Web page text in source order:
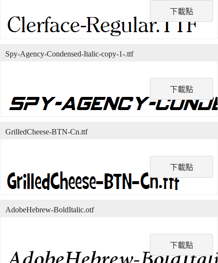
下載點
下載點
Spy-Agency-Condensed-Italic-copy-1-.ttf
下載點
GrilledCheese-BTN-Cn.ttf
下載點
AdobeHebrew-BoldItalic.otf